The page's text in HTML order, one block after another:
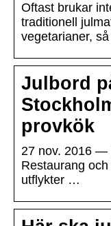
Oftast brukar
traditionell
vegetarianer,
Julbord
provkök
27 nov. 2016 —
Restaurang
utflykter …